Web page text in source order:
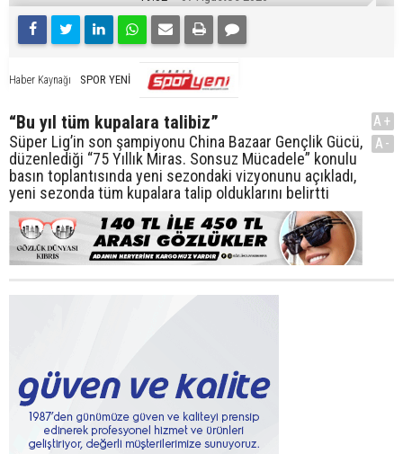
Haber Kaynağı SPOR YENİ
“Bu yıl tüm kupalara talibiz”
Süper Lig’in son şampiyonu China Bazaar Gençlik Gücü,
düzenlediği “75 Yıllık Miras. Sonsuz Mücadele” konulu
basın toplantısında yeni sezondaki vizyonunu açıkladı,
yeni sezonda tüm kupalara talip olduklarını belirtti
A+
A-